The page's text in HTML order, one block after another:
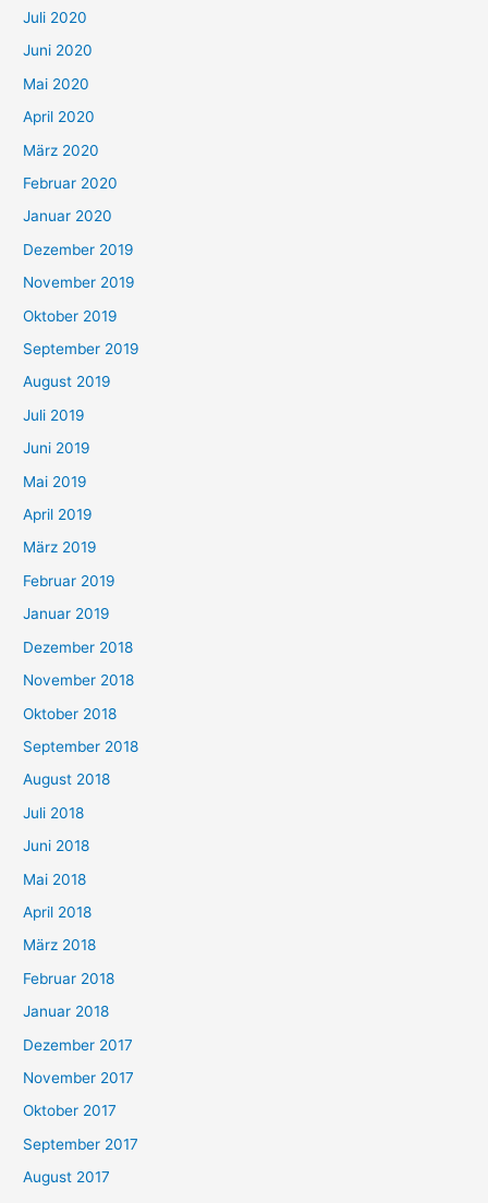
Juli 2020
Juni 2020
Mai 2020
April 2020
März 2020
Februar 2020
Januar 2020
Dezember 2019
November 2019
Oktober 2019
September 2019
August 2019
Juli 2019
Juni 2019
Mai 2019
April 2019
März 2019
Februar 2019
Januar 2019
Dezember 2018
November 2018
Oktober 2018
September 2018
August 2018
Juli 2018
Juni 2018
Mai 2018
April 2018
März 2018
Februar 2018
Januar 2018
Dezember 2017
November 2017
Oktober 2017
September 2017
August 2017